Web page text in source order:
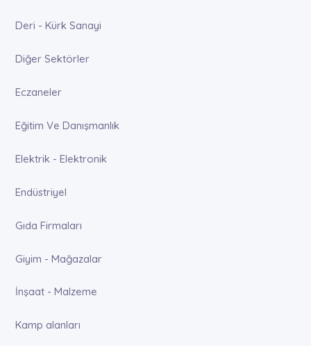
Deri - Kürk Sanayi
Diğer Sektörler
Eczaneler
Eğitim Ve Danışmanlık
Elektrik - Elektronik
Endüstriyel
Gıda Firmaları
Giyim - Mağazalar
İnşaat - Malzeme
Kamp alanları